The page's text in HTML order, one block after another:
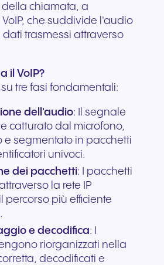
della chiamata, a
che suddivide l'audio
trasmessi attraverso
il VoIP?
su tre fasi fondamentali:
dell'audio: Il segnale
catturato dal microfono,
e segmentato in pacchetti
univoci.
dei pacchetti: I pacchetti
la rete IP
percorso più efficiente
e decodifica: I
riorganizzati nella
decodificati e